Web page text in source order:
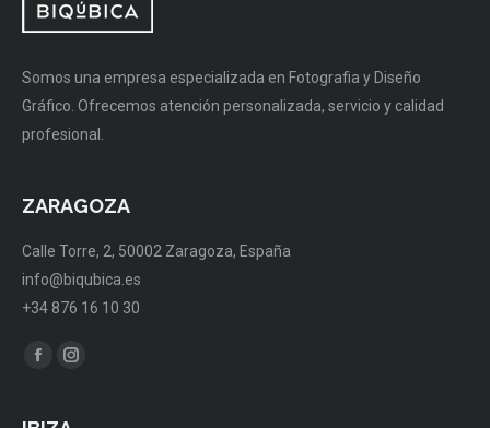
Somos una empresa especializada en Fotografia y Diseño
Gráfico. Ofrecemos atención personalizada, servicio y calidad
profesional.
ZARAGOZA
Calle Torre, 2, 50002 Zaragoza, España
info@biqubica.es
+34 876 16 10 30
Encuéntranos en: